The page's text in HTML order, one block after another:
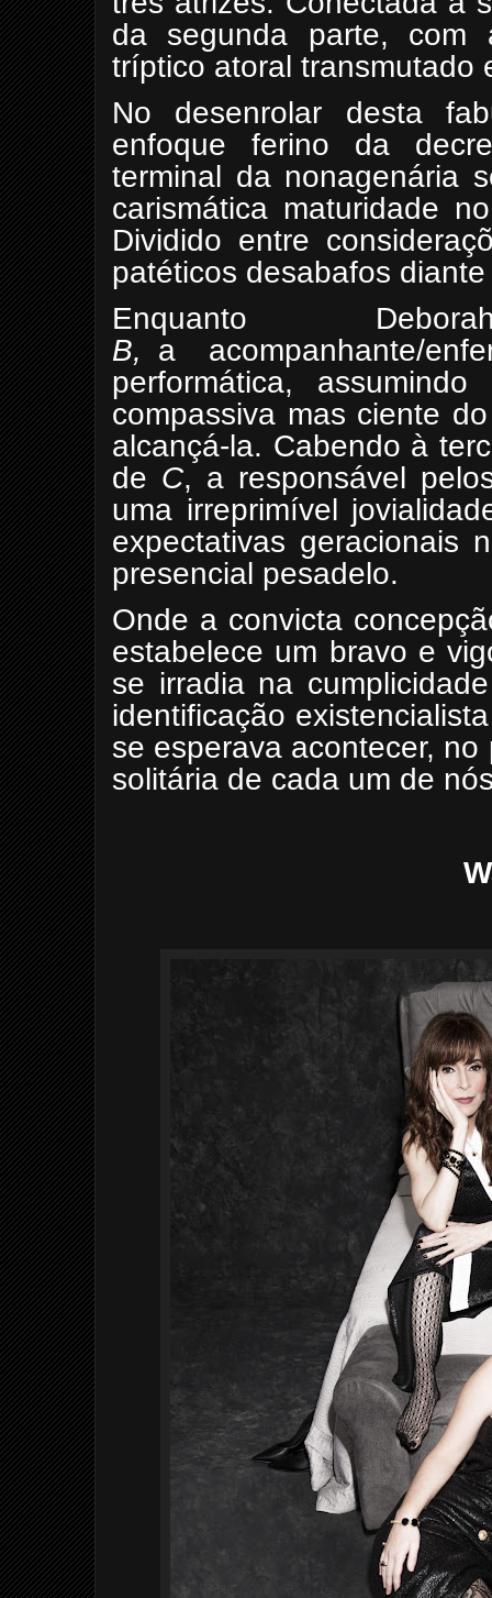
da segunda parte, com
tríptico atoral transmutado
No desenrolar desta
enfoque ferino da
terminal da nonagenária
carismática maturidade
Dividido entre
patéticos desabafos
Enquanto
B, a acompanhante/
performática,
compassiva mas ciente
alcançá-la. Cabendo à
de C, a responsável
uma irreprimível
expectativas geracionais
presencial pesadelo.
Onde a convicta
estabelece um bravo e
se irradia na
identificação
se esperava acontecer,
solitária de cada um de